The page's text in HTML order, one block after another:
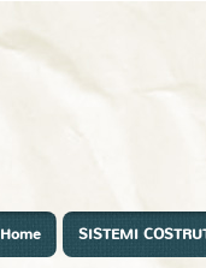
Home SISTEMI